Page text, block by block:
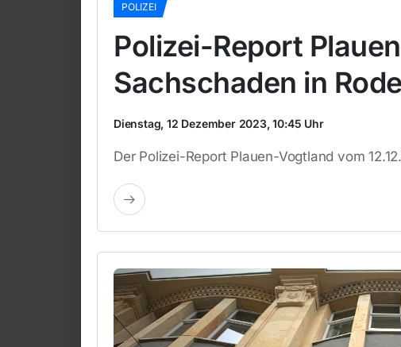
POLIZEI
Polizei-Report
Sachschaden in
Dienstag, 12 Dezember 2023, 10:45 Uhr
Der Polizei-Report Plauen-Vogtland vom